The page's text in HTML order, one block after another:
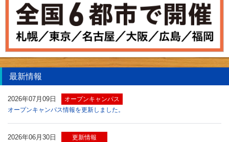
最新情報
2026年07月09日
オープンキャンパス
オープンキャンパス情報を更新しました。
2026年06月30日
更新情報